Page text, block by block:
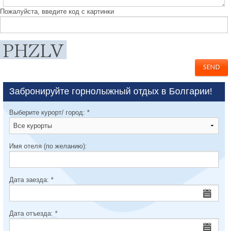
Пожалуйста, введите код с картинки
Забронируйте горнолыжный отдых в Болгарии!
Выберите курорт/ город: *
Имя отеля (по желанию):
Дата заезда: *
Дата отъезда: *